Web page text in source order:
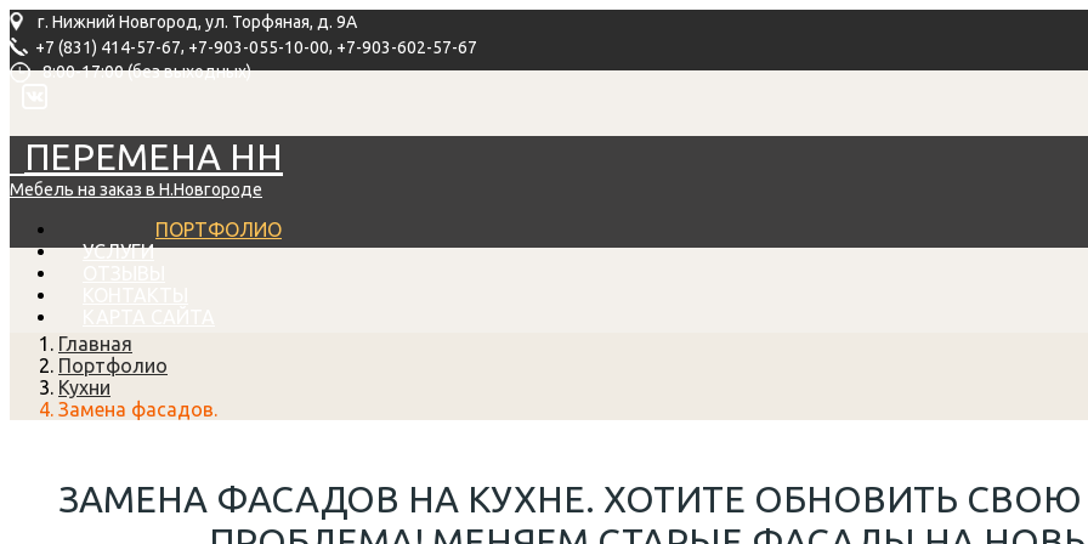
г. Нижний Новгород, ул. Торфяная, д. 9А
+7 (831) 414-57-67, +7-903-055-10-00, +7-903-602-57-67
8:00-17:00 (без выходных)
ПЕРЕМЕНА НН
Мебель на заказ в Н.Новгороде
ПОРТФОЛИО
УСЛУГИ
Главная
Портфолио
Кухни
Замена фасадов.
ЗАМЕНА ФАСАДОВ НА КУХНЕ. ХОТИТЕ ОБНОВИТЬ